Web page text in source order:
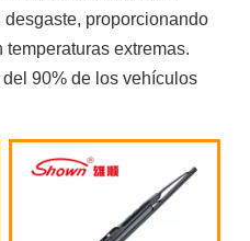
proporcionando
extremas.
90% de los vehículos